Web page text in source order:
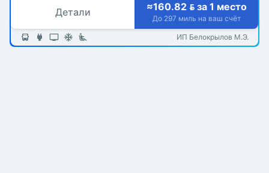
Детали ≈160.82  за 1 место
До 297 миль на ваш счёт
ИП Белокрылов М.Э.